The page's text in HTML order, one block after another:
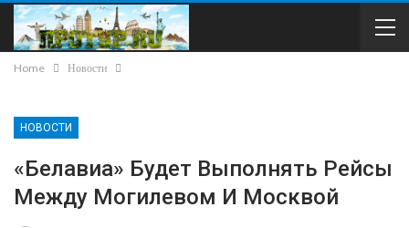
Home Новости
НОВОСТИ
«Белавиа» Будет Выполнять Рейсы
Между Могилевом И Москвой